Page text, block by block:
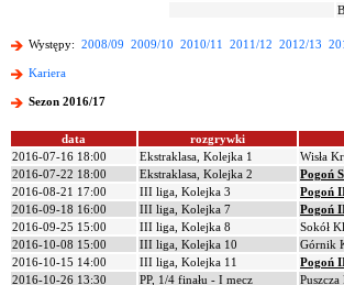
Występy: 2008/09 2009/10 2010/11 2011/12 2012/13
Kariera
Sezon 2016/17
data rozgrywki
2016-07-16 18:00
Ekstraklasa, Kolejka 1
Wisła
2016-07-22 18:00
Ekstraklasa, Kolejka 2
Pogoń
2016-08-21 17:00
III liga, Kolejka 3
Pogoń
2016-09-18 16:00
III liga, Kolejka 7
Pogoń
2016-09-25 15:00
III liga, Kolejka 8
Sokół
2016-10-08 15:00
III liga, Kolejka 10
Górnik
2016-10-15 14:00
III liga, Kolejka 11
Pogoń
2016-10-26 13:30
PP, 1/4 finału - I mecz
Puszcza